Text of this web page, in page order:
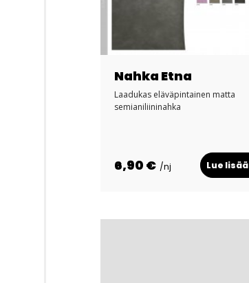
Nahka Etna
Laadukas eläväpintainen matta
semianiliininahka
6,90 € /nj Lue lisää